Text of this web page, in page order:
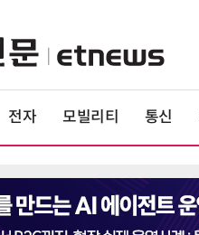
전자 모빌리티 통신